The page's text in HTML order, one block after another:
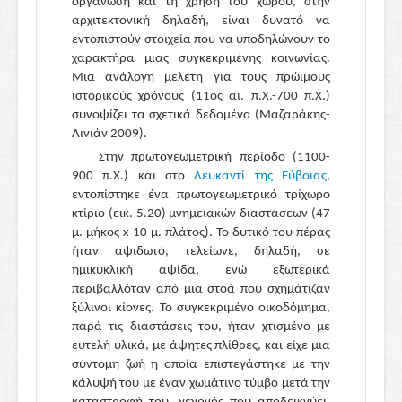
Δ5.1. Ιστορικές και αρχαιολογικές πληροφορίες
Δ5.2. Οι Αιγύπτιοι
Δ5.3. Οι Φοίνικες: έμποροι ή/και τεχνίτες;
Δ6. Ένα συμπέρασμα: Ομηρικά έπη και ιστορία
Δ7. Βιβλιογραφία-Δικτυογραφία
ΣΤ3. Γεωμετρική τέχνη
ΣΤ3.1. Αρχιτεκτονική
ΣΤ3.2. Κεραμική και αγγειογραφία
ΣΤ3.3. Πλαστική
ΣΤ3.4. Μεταλλοτεχνία
ΣΤ4. Επίλογος
ΣΤ5. Βιβλιογραφία-Δικτυογραφία
αρχιτεκτονική δηλαδή, είναι δυνατό να
εντοπιστούν στοιχεία που να υποδηλώνουν το
χαρακτήρα μιας συγκεκριμένης κοινωνίας.
Μια ανάλογη μελέτη για τους πρώιμους
ιστορικούς χρόνους (11ος αι. π.Χ.-700 π.Χ.)
συνοψίζει τα σχετικά δεδομένα (Μαζαράκης-
Αινιάν 2009).
Στην πρωτογεωμετρική περίοδο (1100-
900 π.Χ.) και στοΛευκαντί της Εύβοιας,
εντοπίστηκε ένα πρωτογεωμετρικό τρίχωρο
κτίριο (εικ. 5.20) μνημειακών διαστάσεων (47
μ. μήκος x 10 μ. πλάτος). Το δυτικό του πέρας
ήταν αψιδωτό, τελείωνε, δηλαδή, σε
ημικυκλική αψίδα, ενώ εξωτερικά
περιβαλλόταν από μια στοά που σχημάτιζαν
ξύλινοι κίονες. Το συγκεκριμένο οικοδόμημα,
παρά τις διαστάσεις του, ήταν χτισμένο με
ευτελή υλικά, με άψητες πλίθρες, και είχε μια
σύντομη ζωή η οποία επιστεγάστηκε με την
κάλυψή του με έναν χωμάτινο τύμβο μετά την